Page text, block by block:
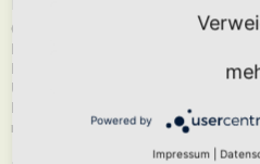
erfüllt sein:
Umsetzung des Drei-Zonen-Prinzips in
Es sollten bereits sichtbare
reine Planung.Powered by
Impressum